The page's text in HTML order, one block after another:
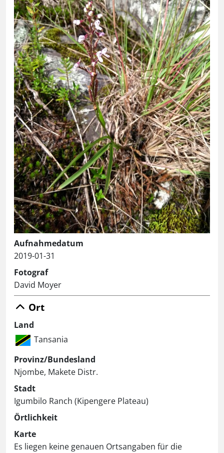
Aufnahmedatum
2019-01-31
Fotograf
David Moyer
Ort
Land
Tansania
Provinz/Bundesland
Njombe, Makete Distr.
Stadt
Igumbilo Ranch (Kipengere Plateau)
Örtlichkeit
Karte
Es liegen keine genauen Ortsangaben für die